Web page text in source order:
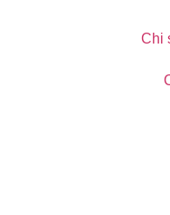
Chi